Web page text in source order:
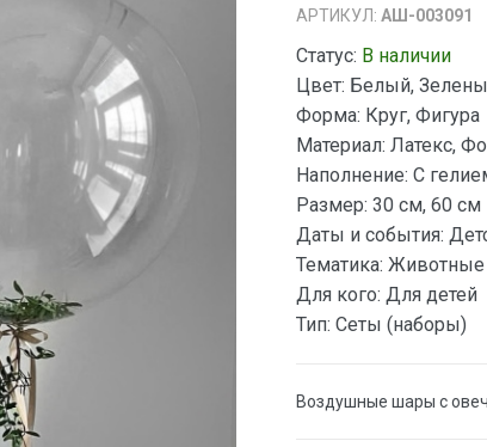
АРТИКУЛ: АШ-003091
Статус: В наличии
Цвет: Белый,
Форма: Круг, Фигура
Материал: Латекс,
Наполнение: С
Размер: 30 см, 60 см
Даты и события:
Тематика: Животные
Для кого: Для детей
Тип: Сеты (наборы)
Воздушные шары с